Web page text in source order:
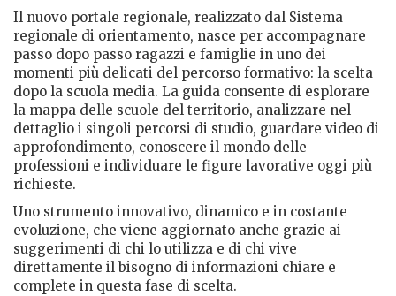
Il nuovo portale regionale, realizzato dal Sistema
regionale di orientamento, nasce per accompagnare
passo dopo passo ragazzi e famiglie in uno dei
momenti più delicati del percorso formativo: la scelta
dopo la scuola media. La guida consente di esplorare
la mappa delle scuole del territorio, analizzare nel
dettaglio i singoli percorsi di studio, guardare video di
approfondimento, conoscere il mondo delle
professioni e individuare le figure lavorative oggi più
richieste.
Uno strumento innovativo, dinamico e in costante
evoluzione, che viene aggiornato anche grazie ai
suggerimenti di chi lo utilizza e di chi vive
direttamente il bisogno di informazioni chiare e
complete in questa fase di scelta.